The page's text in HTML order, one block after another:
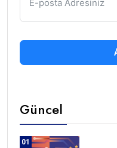
Güncel
01